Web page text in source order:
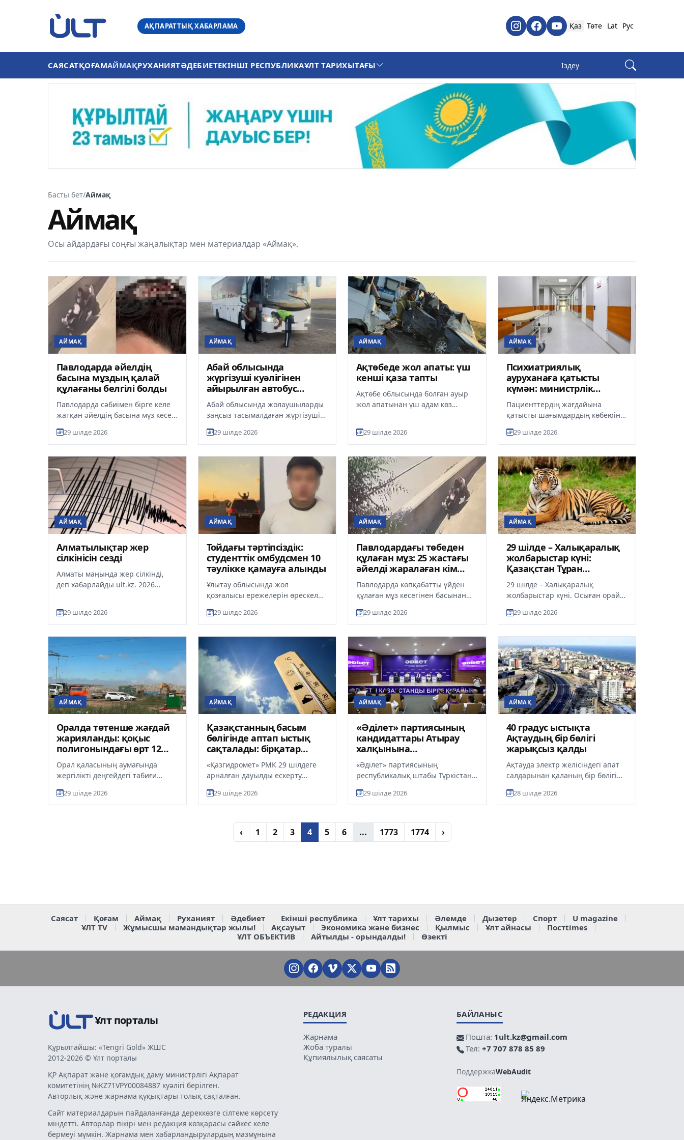
АҚПАРАТТЫҚ ХАБАРЛАМА Қаз Төте Lat Рус
САЯСАТҚОҒАМАЙМАҚРУХАНИЯТӘДЕБИЕТЕКІНШІ РЕСПУБЛИКАҰЛТ ТАРИХЫТАҒЫ
Басты бет/Аймақ
Аймақ
Осы айдардағы соңғы жаңалықтар мен материалдар «Аймақ».
АЙМАҚ
Павлодарда әйелдің
басына мұздың қалай
құлағаны белгілі болды
Павлодарда сәбиімен бірге келе
жатқан әйелдің басына мұз кесегі
белгілі болды, деп хабарл...
29 шілде 2026
АЙМАҚ
Абай облысында
жүргізуші куәлігінен
айырылған автобус
жүргізушісі жолаушы
тасымалдаған
Абай облысында жолаушыларды
заңсыз тасымалдаған жүргізуші
барысында автобусқа
рұқсатсыз...
29 шілде 2026
АЙМАҚ
Ақтөбеде жол апаты: үш
кенші қаза тапты
Ақтөбе облысында болған ауыр
жол апатынан үш адам көз
жұмысшыла...
29 шілде 2026
АЙМАҚ
Психиатриялық
ауруханаға қатысты
күмән: министрлік
тексеруге кірісті
Пациенттердің жағдайына
қатысты шағымдардың көбеюіне
жалғыз республикалық
психиатриялық ау...
29 шілде 2026
АЙМАҚ
Алматылықтар жер
сілкінісін сезді
Алматы маңында жер сілкінді,
деп хабарлайды ult.kz. 2026
29 шілде 2026
АЙМАҚ
Тойдағы тәртіпсіздік:
студенттік омбудсмен 10
тәулікке қамауға алынды
Ұлытау облысында жол
қозғалысы ережелерін өрескел
даулы оқиғадан кейін сот шешімі
ш...
29 шілде 2026
АЙМАҚ
Павлодардағы төбеден
құлаған мұз: 25 жастағы
әйелді жаралаған кім
екені анықталды
Павлодарда көпқабатты үйден
құлаған мұз кесегінен басынан
әйелге қатысты оқиғаның мән...
29 шілде 2026
АЙМАҚ
29 шілде – Халықаралық
жолбарыстар күні:
Қазақстан Тұран
жолбарысын тарихи
мекеніне қайтару
жобасын жалғастырып
жатыр
29 шілде – Халықаралық
жолбарыстар күні. Осыған орай
министрлігі Қазақстанда Тұран
ж...
29 шілде 2026
АЙМАҚ
Оралда төтенше жағдай
жарияланды: қоқыс
полигонындағы өрт 12
гектар аумақты шарпыды
Орал қаласының аумағында
жергілікті деңгейдегі табиғи
жарияланды. Мұндай шешім
Зачаган кен...
29 шілде 2026
АЙМАҚ
Қазақстанның басым
бөлігінде аптап ыстық
сақталады: бірқатар
өңірде найзағай, бұршақ
және дауыл күтіледі
«Қазгидромет» РМК 29 шілдеге
арналған дауылды ескерту
болжамынша, еліміздің басым
бөлігін...
29 шілде 2026
АЙМАҚ
«Әділет» партиясының
кандидаттары Атырау
халқынына
бағдарламасын
таныстырды
«Әділет» партиясының
республикалық штабы Түркістан
сапарынан соң батыстағы тағы
бір маңыз...
29 шілде 2026
АЙМАҚ
40 градус ыстықта
Ақтаудың бір бөлігі
жарықсыз қалды
Ақтауда электр желісіндегі апат
салдарынан қаланың бір бөлігі
хабарлайды ult.kz. «АУЭС» МКК
мәл...
28 шілде 2026
‹ 1 2 3 4 5 6 ... 1773 1774 ›
Саясат Қоғам Аймақ Руханият Әдебиет Екінші республика Ұлт тарихы Әлемде Дызетер Спорт
U magazine
ҰЛТ TV
Жұмысшы мамандықтар жылы! Ақсауыт Экономика және бизнес Қылмыс Ұлт айнасы
Постtimes
ҰЛТ ОБЪЕКТИВ
Айтылды - орындалды! Өзекті
Ұлт порталы
Құрылтайшы: «Tengri Gold» ЖШС
2012-2026 © Ұлт порталы
ҚР Ақпарат және қоғамдық даму министрлігі Ақпарат
комитетінің №KZ71VPY00084887 куәлігі берілген.
Авторлық және жарнама құқықтары толық сақталған.
Сайт материалдарын пайдаланғанда дереккөзге сілтеме көрсету
міндетті. Авторлар пікірі мен редакция көзқарасы сәйкес келе
бермеуі мүмкін. Жарнама мен хабарландырулардың мазмұнына
РЕДАКЦИЯ
Жарнама
Жоба туралы
Құпиялылық саясаты
БАЙЛАНЫС
Пошта: 1ult.kz@gmail.com
Тел: +7 707 878 85 89
ПоддержкаWebAudit